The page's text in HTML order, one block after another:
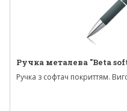
Ручка металева "Beta
Ручка з софтач покриттям.